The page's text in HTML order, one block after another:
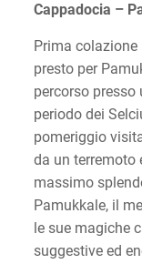
Cappadocia –
Prima
presto per
percorso presso
periodo dei
pomeriggio
da un terremoto
massimo
Pamukkale, il
le sue magiche
suggestive ed